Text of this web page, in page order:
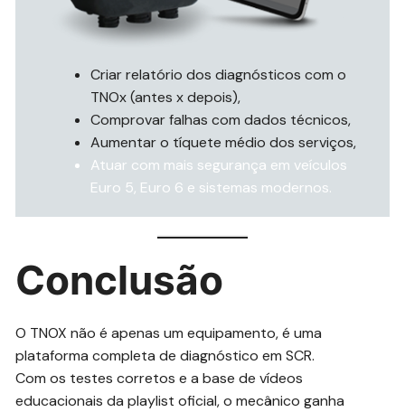
Criar relatório dos diagnósticos com o
TNOx (antes x depois),
Comprovar falhas com dados técnicos,
Aumentar o tíquete médio dos serviços,
Atuar com mais segurança em veículos
Euro 5, Euro 6 e sistemas modernos.
Conclusão
O TNOX não é apenas um equipamento, é uma
plataforma completa de diagnóstico em SCR.
Com os testes corretos e a base de vídeos
educacionais da playlist oficial, o mecânico ganha